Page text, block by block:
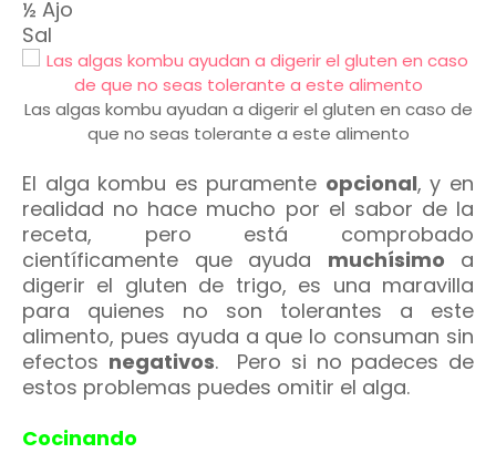
½ Ajo
Sal
Las algas kombu ayudan a digerir el gluten en caso de
que no seas tolerante a este alimento
El alga kombu es puramente opcional, y en
realidad no hace mucho por el sabor de la
receta, pero está comprobado
científicamente que ayuda muchísimo a
digerir el gluten de trigo, es una maravilla
para quienes no son tolerantes a este
alimento, pues ayuda a que lo consuman sin
efectos negativos. Pero si no padeces de
estos problemas puedes omitir el alga.
Cocinando